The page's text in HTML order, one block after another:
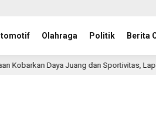
Olahraga Politik Berita
Sportivitas, Lapas Kelas I Madiun Gelar